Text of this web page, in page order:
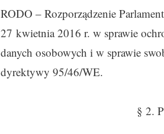
RODO – Rozporządzenie
27 kwietnia 2016 r. w sprawie
danych osobowych i w sprawie
dyrektywy 95/46/WE.
§ 2.